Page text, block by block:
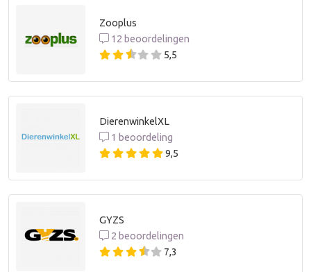
Zooplus
12 beoordelingen
5,5
DierenwinkelXL
1 beoordeling
9,5
GYZS
2 beoordelingen
7,3